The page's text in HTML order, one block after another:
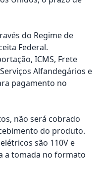
do Regime de
Federal.
ICMS, Frete
Alfandegários e
pagamento no
não será cobrado
do produto.
são 110V e
a tomada no formato